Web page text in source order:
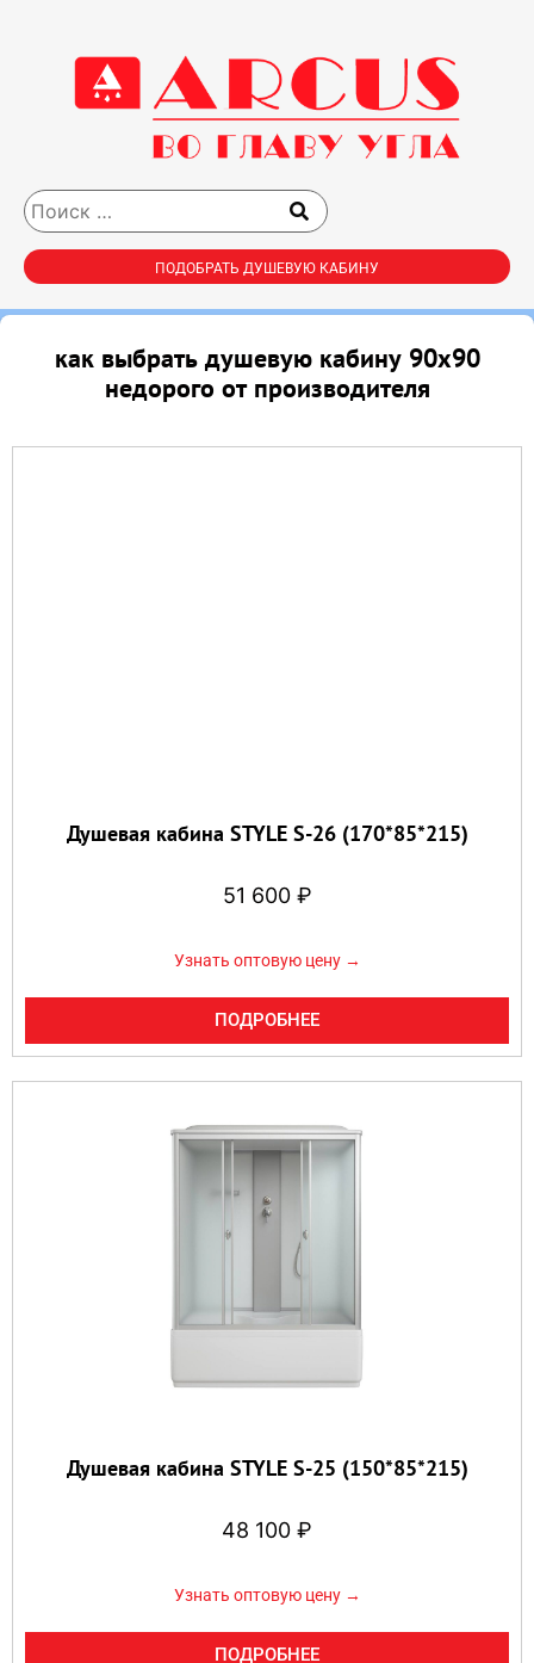
ПОДОБРАТЬ ДУШЕВУЮ КАБИНУ
как выбрать душевую кабину 90х90
недорого от производителя
Душевая кабина STYLE S-26 (170*85*215)
51 600 ₽
Узнать оптовую цену →
ПОДРОБНЕЕ
Душевая кабина STYLE S-25 (150*85*215)
48 100 ₽
Узнать оптовую цену →
ПОДРОБНЕЕ